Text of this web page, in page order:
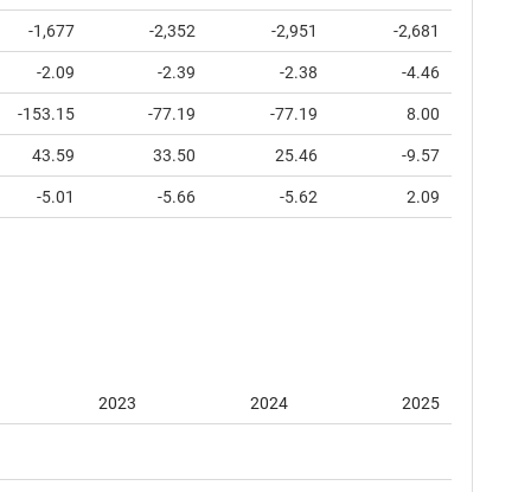
-1,677 -2,352 -2,951 -2,681
-2.09 -2.39 -2.38 -4.46
-153.15 -77.19 -77.19 8.00
43.59 33.50 25.46 -9.57
-5.01 -5.66 -5.62 2.09
2023 2024
2025